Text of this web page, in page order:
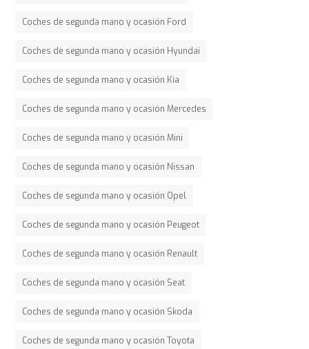
Coches de segunda mano y ocasión Ford
Coches de segunda mano y ocasión Hyundai
Coches de segunda mano y ocasión Kia
Coches de segunda mano y ocasión Mercedes
Coches de segunda mano y ocasión Mini
Coches de segunda mano y ocasión Nissan
Coches de segunda mano y ocasión Opel
Coches de segunda mano y ocasión Peugeot
Coches de segunda mano y ocasión Renault
Coches de segunda mano y ocasión Seat
Coches de segunda mano y ocasión Skoda
Coches de segunda mano y ocasión Toyota